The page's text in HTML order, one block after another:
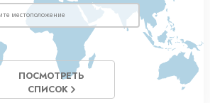
ПОСМОТРЕТЬ
СПИСОК